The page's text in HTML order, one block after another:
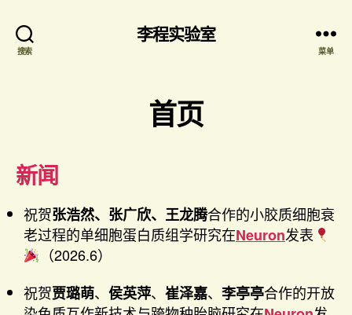
搜索
李程实验室
菜单
首页
新闻
祝贺张浩然、张广欣、王龙腾合作的小胶质细胞衰
老过程的单细胞蛋白质组学研究在Neuron发表
（2026.6）
祝贺贾璐萌、 侯英萍、 崔泽嘉、 李亭亭合作的开放